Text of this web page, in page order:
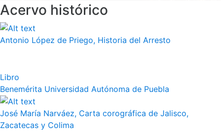
Acervo histórico
Antonio López de Priego, Historia del Arresto
Libro
Benemérita Universidad Autónoma de Puebla
José María Narváez, Carta corográfica de Jalisco,
Zacatecas y Colima